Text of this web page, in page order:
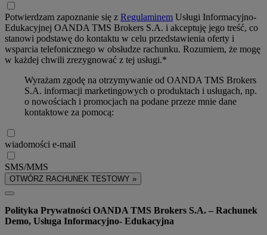
Potwierdzam zapoznanie się z Regulaminem Usługi Informacyjno-
Edukacyjnej OANDA TMS Brokers S.A. i akceptuję jego treść, co
stanowi podstawę do kontaktu w celu przedstawienia oferty i
wsparcia telefonicznego w obsłudze rachunku. Rozumiem, że mogę
w każdej chwili zrezygnować z tej usługi.*
Wyrażam zgodę na otrzymywanie od OANDA TMS Brokers
S.A. informacji marketingowych o produktach i usługach, np.
o nowościach i promocjach na podane przeze mnie dane
kontaktowe za pomocą:
wiadomości e-mail
SMS/MMS
OTWÓRZ RACHUNEK TESTOWY »
Polityka Prywatności OANDA TMS Brokers S.A. – Rachunek
Demo, Usługa Informacyjno- Edukacyjna